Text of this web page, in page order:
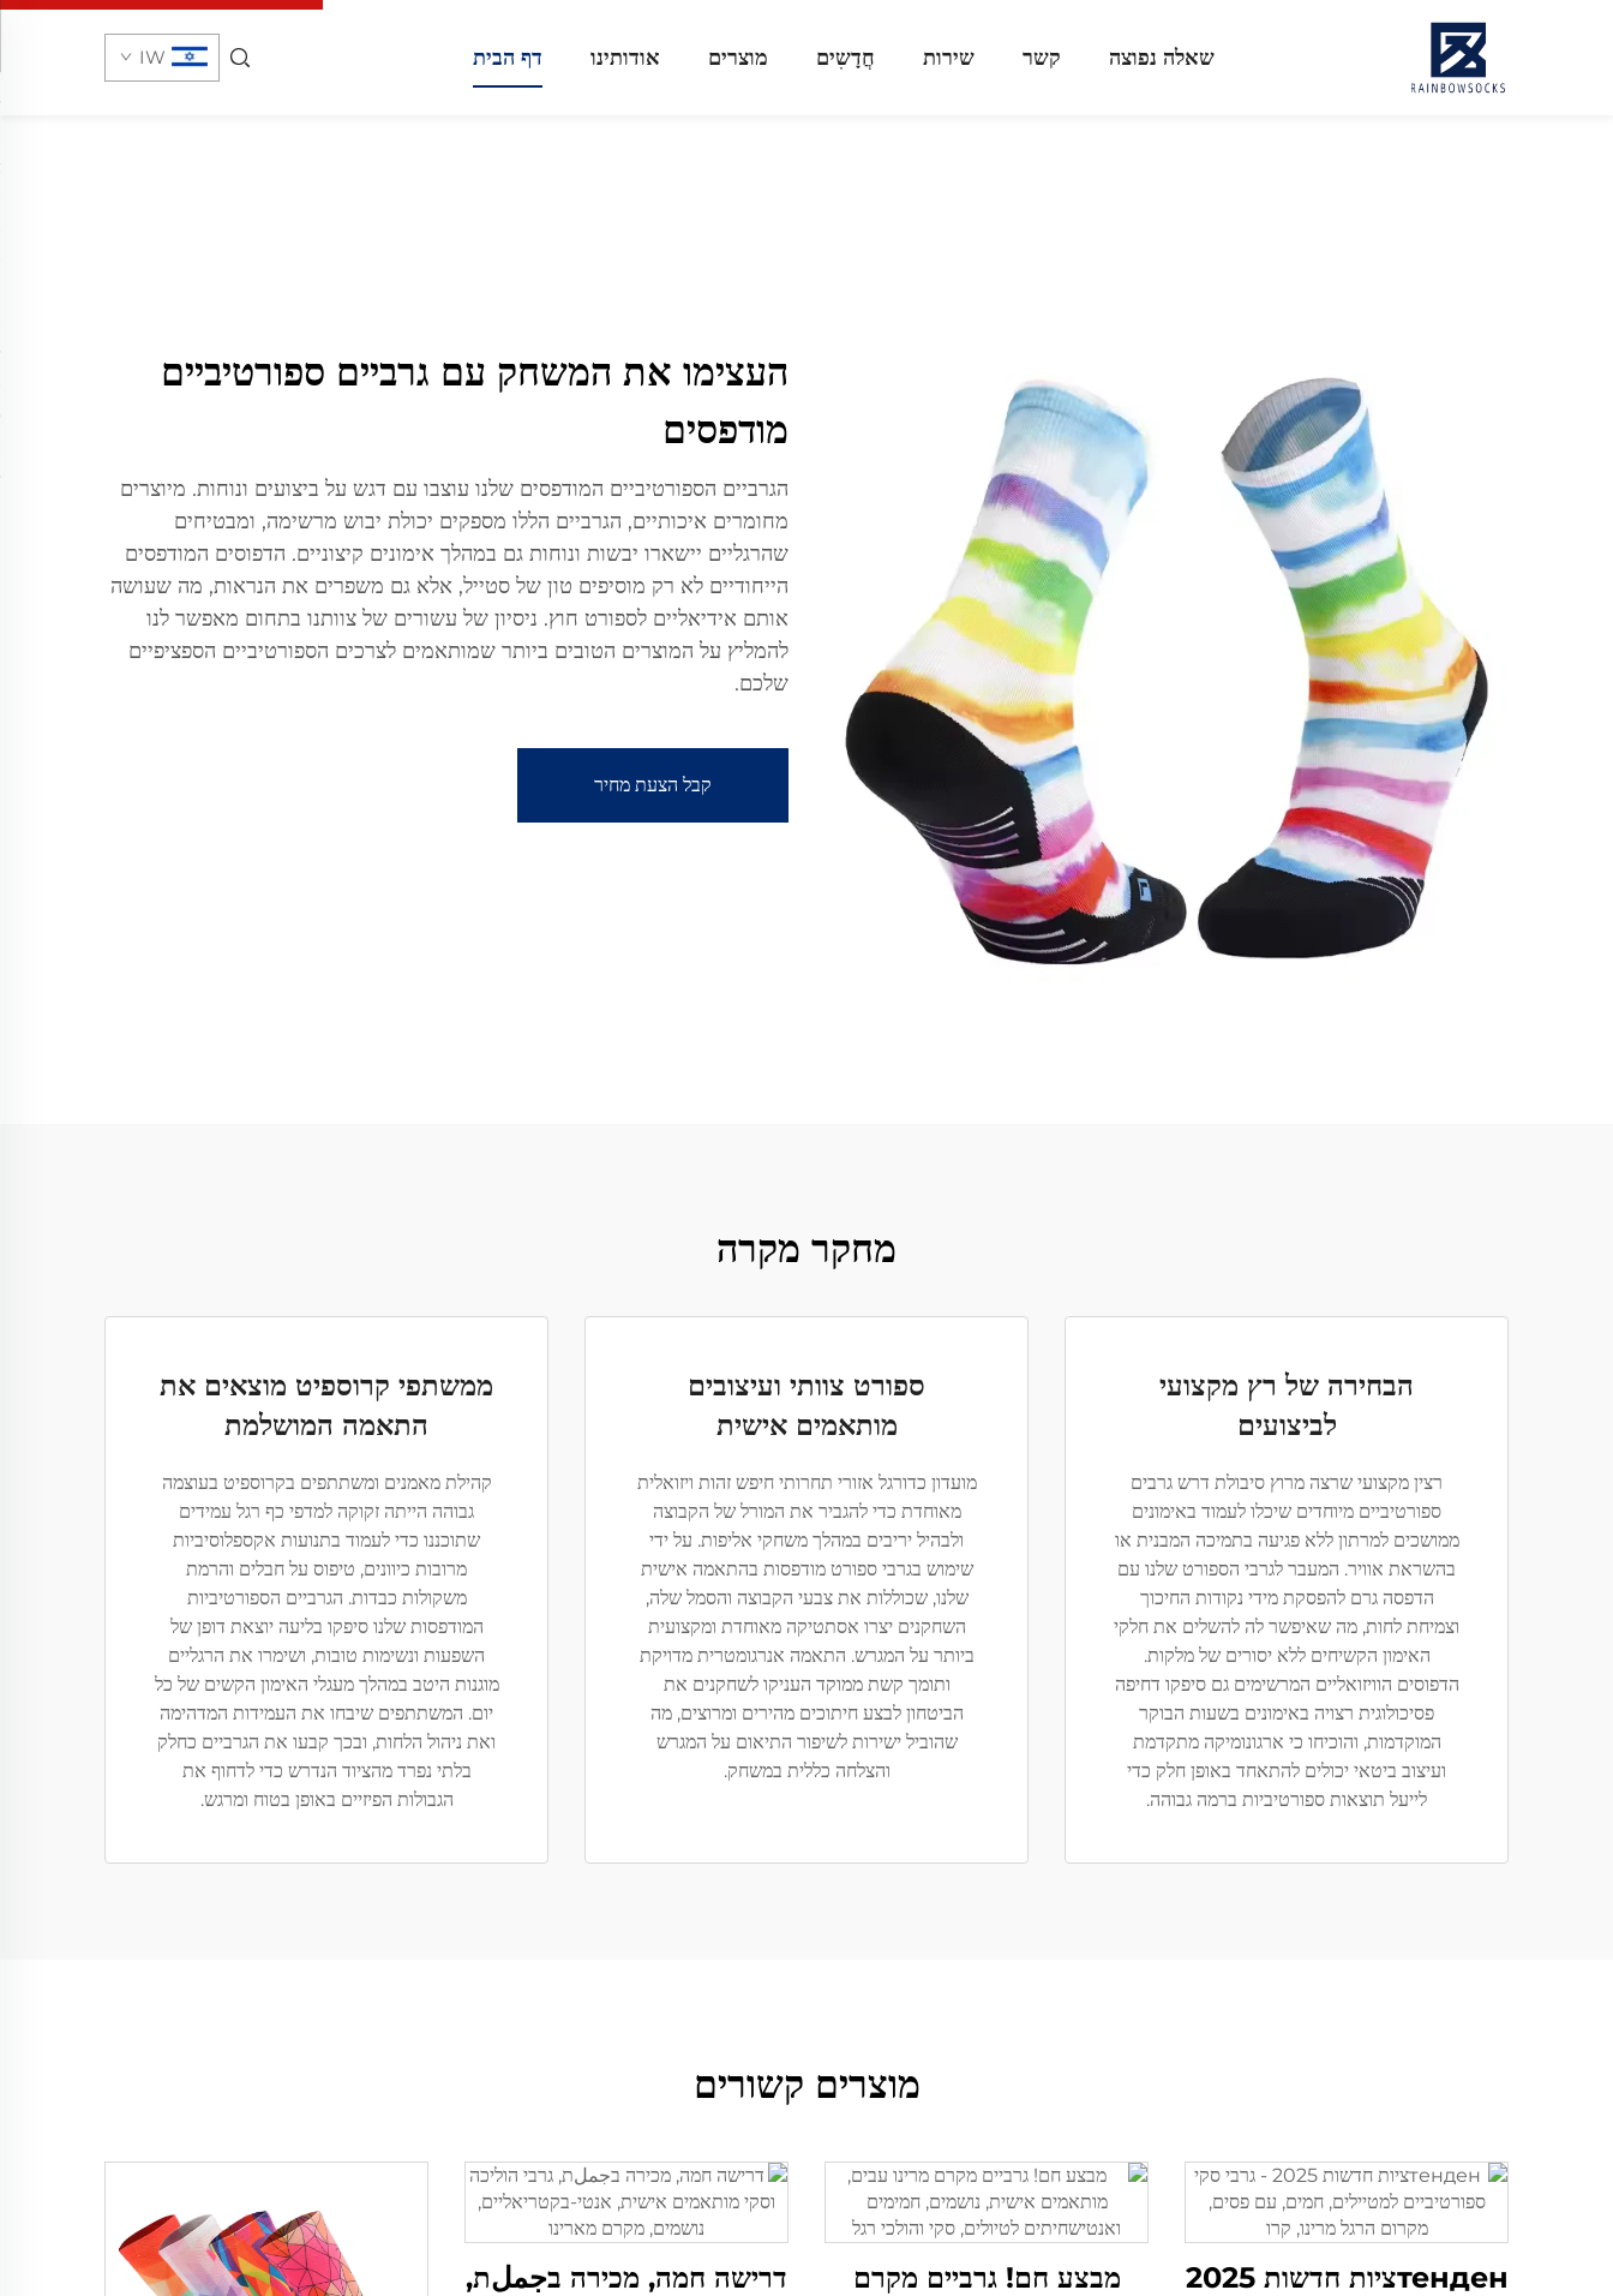
דף הבית אודותינו מוצרים חֲדָשִים שירות קשר שאלה נפוצה IW
העצימו את המשחק עם גרביים ספורטיביים
מודפסים
הגרביים הספורטיביים המודפסים שלנו עוצבו עם דגש על ביצועים ונוחות. מיוצרים
מחומרים איכותיים, הגרביים הללו מספקים יכולת יבוש מרשימה, ומבטיחים
שהרגליים יישארו יבשות ונוחות גם במהלך אימונים קיצוניים. הדפוסים המודפסים
הייחודיים לא רק מוסיפים טון של סטייל, אלא גם משפרים את הנראות, מה שעושה
אותם אידיאליים לספורט חוץ. ניסיון של עשורים של צוותנו בתחום מאפשר לנו
להמליץ על המוצרים הטובים ביותר שמותאמים לצרכים הספורטיביים הספציפיים
שלכם.
קבל הצעת מחיר
מחקר מקרה
הבחירה של רץ מקצועי
לביצועים
רצין מקצועי שרצה מרוץ סיבולת דרש גרבים
ספורטיביים מיוחדים שיכלו לעמוד באימונים
ממושכים למרתון ללא פגיעה בתמיכה המבנית או
בהשראת אוויר. המעבר לגרבי הספורט שלנו עם
הדפסה גרם להפסקת מידי נקודות החיכוך
וצמיחת לחות, מה שאיפשר לה להשלים את חלקי
האימון הקשיחים ללא יסורים של מלקות.
הדפוסים הוויזואליים המרשימים גם סיפקו דחיפה
פסיכולוגית רצויה באימונים בשעות הבוקר
המוקדמות, והוכיחו כי ארגונומיקה מתקדמת
ועיצוב ביטאי יכולים להתאחד באופן חלק כדי
לייעל תוצאות ספורטיביות ברמה גבוהה.
ספורט צוותי ועיצובים
מותאמים אישית
מועדון כדורגל אזורי תחרותי חיפש זהות ויזואלית
מאוחדת כדי להגביר את המורל של הקבוצה
ולבהיל יריבים במהלך משחקי אליפות. על ידי
שימוש בגרבי ספורט מודפסות בהתאמה אישית
שלנו, שכוללות את צבעי הקבוצה והסמל שלה,
השחקנים יצרו אסתטיקה מאוחדת ומקצועית
ביותר על המגרש. התאמה אנרגומטרית מדויקת
ותומך קשת ממוקד העניקו לשחקנים את
הביטחון לבצע חיתוכים מהירים ומרוצים, מה
שהוביל ישירות לשיפור התיאום על המגרש
והצלחה כללית במשחק.
ממשתפי קרוספיט מוצאים את
התאמה המושלמת
קהילת מאמנים ומשתתפים בקרוספיט בעוצמה
גבוהה הייתה זקוקה למדפי כף רגל עמידים
שתוכננו כדי לעמוד בתנועות אקספלוסיביות
מרובות כיוונים, טיפוס על חבלים והרמת
משקולות כבדות. הגרביים הספורטיביות
המודפסות שלנו סיפקו בליעה יוצאת דופן של
השפעות ונשימות טובות, ושימרו את הרגליים
מוגנות היטב במהלך מעגלי האימון הקשים של כל
יום. המשתתפים שיבחו את העמידות המדהימה
ואת ניהול הלחות, ובכך קבעו את הגרביים כחלק
בלתי נפרד מהציוד הנדרש כדי לדחוף את
הגבולות הפיזיים באופן בטוח ומרגש.
מוצרים קשורים
тенденציות חדשות 2025
מבצע חם! גרביים מקרם
דרישה חמה, מכירה בجملת,